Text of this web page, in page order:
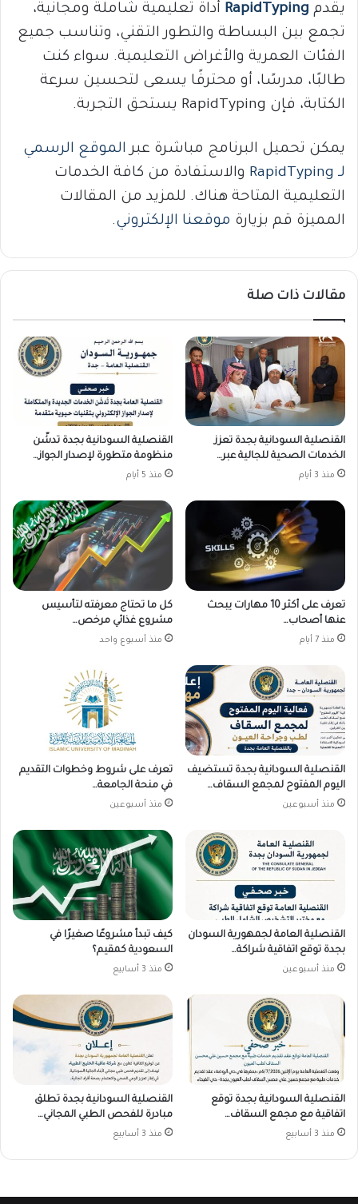
يقدم RapidTyping أداة تعليمية شاملة ومجانية،
تجمع بين البساطة والتطور التقني، وتناسب جميع
الفئات العمرية والأغراض التعليمية. سواء كنت
طالبًا، مدرسًا، أو محترفًا يسعى لتحسين سرعة
الكتابة، فإن RapidTyping يستحق التجربة.
يمكن تحميل البرنامج مباشرة عبر الموقع الرسمي
لـ RapidTyping
والاستفادة من كافة الخدمات
التعليمية المتاحة هناك. للمزيد من المقالات
المميزة قم بزيارة موقعنا الإلكتروني.
مقالات ذات صلة
القنصلية السودانية بجدة تعزز
الخدمات الصحية للجالية عبر…
منذ 3 أيام
القنصلية السودانية بجدة تدشّن
منظومة متطورة لإصدار الجواز…
منذ 5 أيام
تعرف على أكثر 10 مهارات يبحث
عنها أصحاب…
منذ 7 أيام
كل ما تحتاج معرفته لتأسيس
مشروع غذائي مرخص…
منذ أسبوع واحد
القنصلية السودانية بجدة تستضيف
اليوم المفتوح لمجمع السقاف…
منذ أسبوعين
تعرف على شروط وخطوات التقديم
في منحة الجامعة…
منذ أسبوعين
القنصلية العامة لجمهورية السودان
بجدة توقع اتفاقية شراكة…
منذ أسبوعين
كيف تبدأ مشروعًا صغيرًا في
السعودية كمقيم؟
منذ 3 أسابيع
القنصلية السودانية بجدة توقع
اتفاقية مع مجمع السقاف…
منذ 3 أسابيع
القنصلية السودانية بجدة تطلق
مبادرة للفحص الطبي المجاني…
منذ 3 أسابيع